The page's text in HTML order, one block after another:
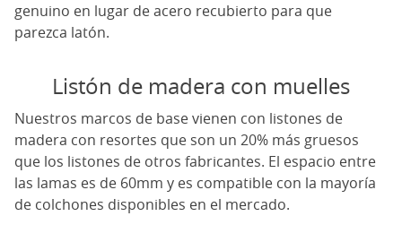
genuino en lugar de acero recubierto para que
parezca latón.
Listón de madera con muelles
Nuestros marcos de base vienen con listones de
madera con resortes que son un 20% más gruesos
que los listones de otros fabricantes. El espacio entre
las lamas es de 60mm y es compatible con la mayoría
de colchones disponibles en el mercado.